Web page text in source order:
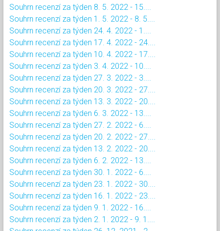
Souhrn recenzí za týden 8. 5. 2022 - 15....
Souhrn recenzí za týden 1. 5. 2022 - 8. 5....
Souhrn recenzí za týden 24. 4. 2022 - 1....
Souhrn recenzí za týden 17. 4. 2022 - 24....
Souhrn recenzí za týden 10. 4. 2022 - 17....
Souhrn recenzí za týden 3. 4. 2022 - 10....
Souhrn recenzí za týden 27. 3. 2022 - 3....
Souhrn recenzí za týden 20. 3. 2022 - 27....
Souhrn recenzí za týden 13. 3. 2022 - 20....
Souhrn recenzí za týden 6. 3. 2022 - 13....
Souhrn recenzí za týden 27. 2. 2022 - 6....
Souhrn recenzí za týden 20. 2. 2022 - 27....
Souhrn recenzí za týden 13. 2. 2022 - 20....
Souhrn recenzí za týden 6. 2. 2022 - 13....
Souhrn recenzí za týden 30. 1. 2022 - 6....
Souhrn recenzí za týden 23. 1. 2022 - 30....
Souhrn recenzí za týden 16. 1. 2022 - 23....
Souhrn recenzí za týden 9. 1. 2022 - 16....
Souhrn recenzí za týden 2. 1. 2022 - 9. 1....